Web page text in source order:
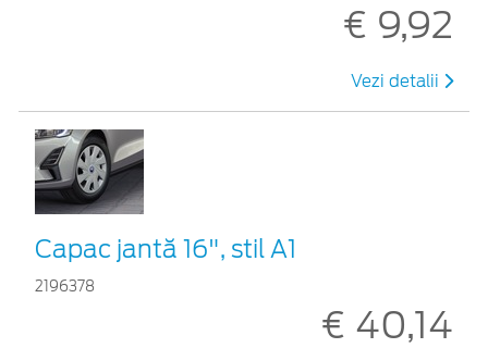
€ 9,92
Vezi detalii
Capac jantă 16", stil A1
2196378
€ 40,14